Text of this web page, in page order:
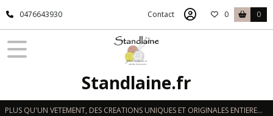
0476643930 Contact 0 0
Standlaine.fr
PLUS QU'UN VETEMENT, DES CREATIONS UNIQUES ET ORIGINALES ENTIEREMENT REALISEES A LA MAIN EN FRANCE